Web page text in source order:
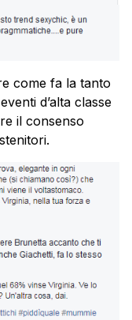
come fa la tanto
d’alta classe
il consenso